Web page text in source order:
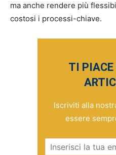
ma anche rendere più
costosi i processi-chiave.
TI PIACE
Iscriviti alla
essere